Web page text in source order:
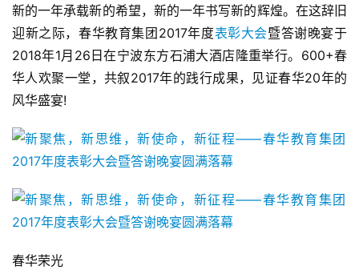
新的一年承载新的希望，新的一年书写新的辉煌。在这辞旧
迎新之际，春华教育集团2017年度表彰大会暨答谢晚宴于
2018年1月26日在宁波东方石浦大酒店隆重举行。600+春
华人欢聚一堂，共叙2017年的践行成果，见证春华20年的
风华盛宴!
春华荣光